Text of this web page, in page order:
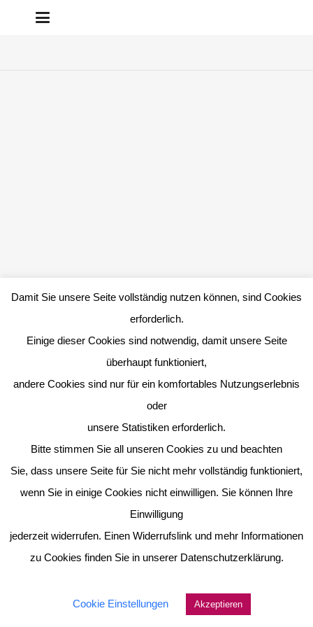
Damit Sie unsere Seite vollständig nutzen können, sind Cookies
erforderlich.
Einige dieser Cookies sind notwendig, damit unsere Seite
überhaupt funktioniert,
andere Cookies sind nur für ein komfortables Nutzungserlebnis
oder
unsere Statistiken erforderlich.
Bitte stimmen Sie all unseren Cookies zu und beachten
Sie, dass unsere Seite für Sie nicht mehr vollständig funktioniert,
wenn Sie in einige Cookies nicht einwilligen. Sie können Ihre
Einwilligung
jederzeit widerrufen. Einen Widerrufslink und mehr Informationen
zu Cookies finden Sie in unserer Datenschutzerklärung.
Cookie Einstellungen Akzeptieren